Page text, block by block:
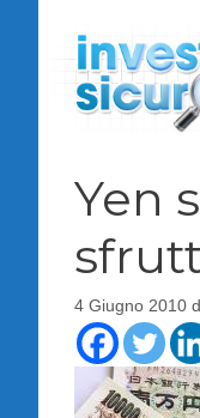
contenuto
Yen
4 Giugno 2010